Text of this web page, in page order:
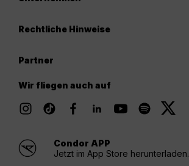
Rechtliche Hinweise
Partner
Wir fliegen auch auf
Condor APP
Jetzt im App Store herunterladen.